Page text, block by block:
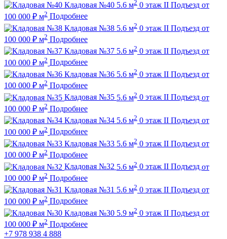
Кладовая №40 5.6 м2 0 этаж II Подъезд от
100 000 ₽ м2 Подробнее
Кладовая №38 5.6 м2 0 этаж II Подъезд от
100 000 ₽ м2 Подробнее
Кладовая №37 5.6 м2 0 этаж II Подъезд от
100 000 ₽ м2 Подробнее
Кладовая №36 5.6 м2 0 этаж II Подъезд от
100 000 ₽ м2 Подробнее
Кладовая №35 5.6 м2 0 этаж II Подъезд от
100 000 ₽ м2 Подробнее
Кладовая №34 5.6 м2 0 этаж II Подъезд от
100 000 ₽ м2 Подробнее
Кладовая №33 5.6 м2 0 этаж II Подъезд от
100 000 ₽ м2 Подробнее
Кладовая №32 5.6 м2 0 этаж II Подъезд от
100 000 ₽ м2 Подробнее
Кладовая №31 5.6 м2 0 этаж II Подъезд от
100 000 ₽ м2 Подробнее
Кладовая №30 5.9 м2 0 этаж II Подъезд от
100 000 ₽ м2 Подробнее
+7 978 938 4 888